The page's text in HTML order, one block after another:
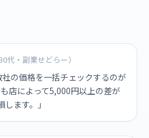
代・副業せどらー）
社の価格を一括チェックするのが
店によって5,000円以上の差が
ます。」